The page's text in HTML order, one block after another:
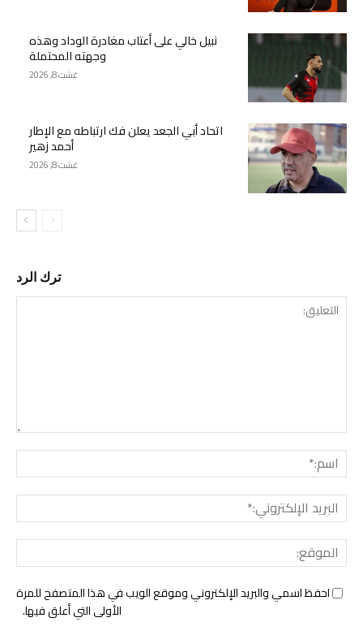
نبيل خالي على أعتاب مغادرة الوداد وهذه
وجهته المحتملة
غشت 8, 2026
اتحاد أبي الجعد يعلن فك ارتباطه مع الإطار
أحمد زهير
غشت 8, 2026
ترك الرد
احفظ اسمي والبريد الإلكتروني وموقع الويب في هذا المتصفح للمرة
الأولى التي أعلق فيها.